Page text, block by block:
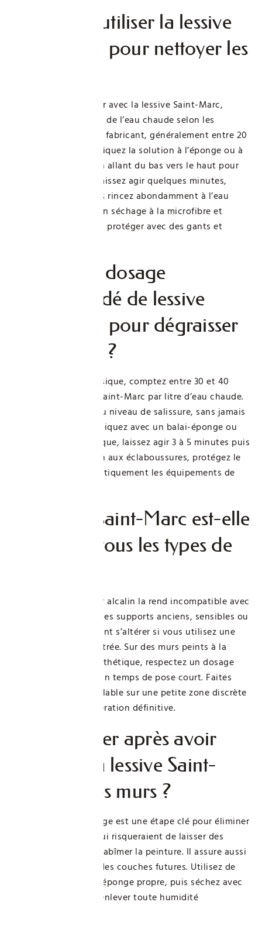
Comment utiliser la lessive
Saint-Marc pour nettoyer les
Pour rafraîchir un mur avec la lessive Saint-Marc,
diluez la poudre dans de l’eau chaude selon les
recommandations du fabricant, généralement entre 20
et 50 g par litre. Appliquez la solution à l’éponge ou à
la brosse, toujours en allant du bas vers le haut pour
éviter les coulures. Laissez agir quelques minutes,
frottez si besoin, puis rincez abondamment à l’eau
claire. Terminez par un séchage à la microfibre et
n’oubliez pas de vous protéger avec des gants et
Quel est le dosage
recommandé de lessive
Saint-Marc pour dégraisser
un plafond ?
Pour un plafond classique, comptez entre 30 et 40
grammes de lessive Saint-Marc par litre d’eau chaude.
Adaptez ce dosage au niveau de salissure, sans jamais
dépasser 50 g/L. Appliquez avec un balai-éponge ou
une brosse télescopique, laissez agir 3 à 5 minutes puis
rincez bien. Attention aux éclaboussures, protégez le
sol et portez systématiquement les équipements de
La lessive Saint-Marc est-elle
adaptée à tous les types de
Non, son fort pouvoir alcalin la rend incompatible avec
certaines peintures. Les supports anciens, sensibles ou
à base calcaire peuvent s’altérer si vous utilisez une
solution trop concentrée. Sur des murs peints à la
glycéro ou résine synthétique, respectez un dosage
inférieur à 30 g/L et un temps de pose court. Faites
toujours un test préalable sur une petite zone discrète
pour éviter toute altération définitive.
Faut-il rincer après avoir
appliqué la lessive Saint-
Marc sur les murs ?
Absolument. Le rinçage est une étape clé pour éliminer
les résidus alcalins qui risqueraient de laisser des
traces blanches ou d’abîmer la peinture. Il assure aussi
la bonne adhérence des couches futures. Utilisez de
l’eau claire avec une éponge propre, puis séchez avec
une microfibre pour enlever toute humidité